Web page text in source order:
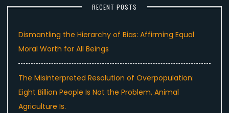
RECENT POSTS
Dismantling the Hierarchy of Bias: Affirming Equal
Moral Worth for All Beings
The Misinterpreted Resolution of Overpopulation:
Eight Billion People Is Not the Problem, Animal
Agriculture Is.